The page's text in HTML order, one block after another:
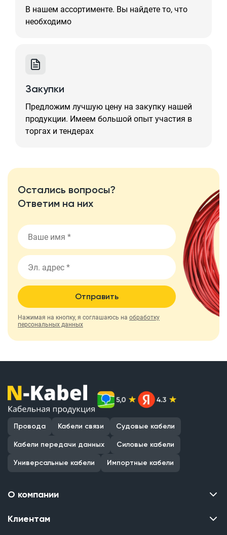
В нашем ассортименте. Вы найдете то, что
необходимо
Закупки
Предложим лучшую цену на закупку нашей
продукции. Имеем большой опыт участия в
торгах и тендерах
Остались вопросы?
Ответим на них
Отправить
Нажимая на кнопку, я соглашаюсь на обработку
персональных данных
Провода Кабели связи Судовые кабели
Кабели передачи данных Силовые кабели
Универсальные кабели Импортные кабели
О компании
Контакты
Клиентам